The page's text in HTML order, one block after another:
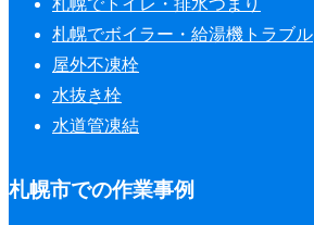
札幌でトイレ・排水つまり
札幌でボイラー・給湯機トラブル
屋外不凍栓
水抜き栓
水道管凍結
札幌市での作業事例